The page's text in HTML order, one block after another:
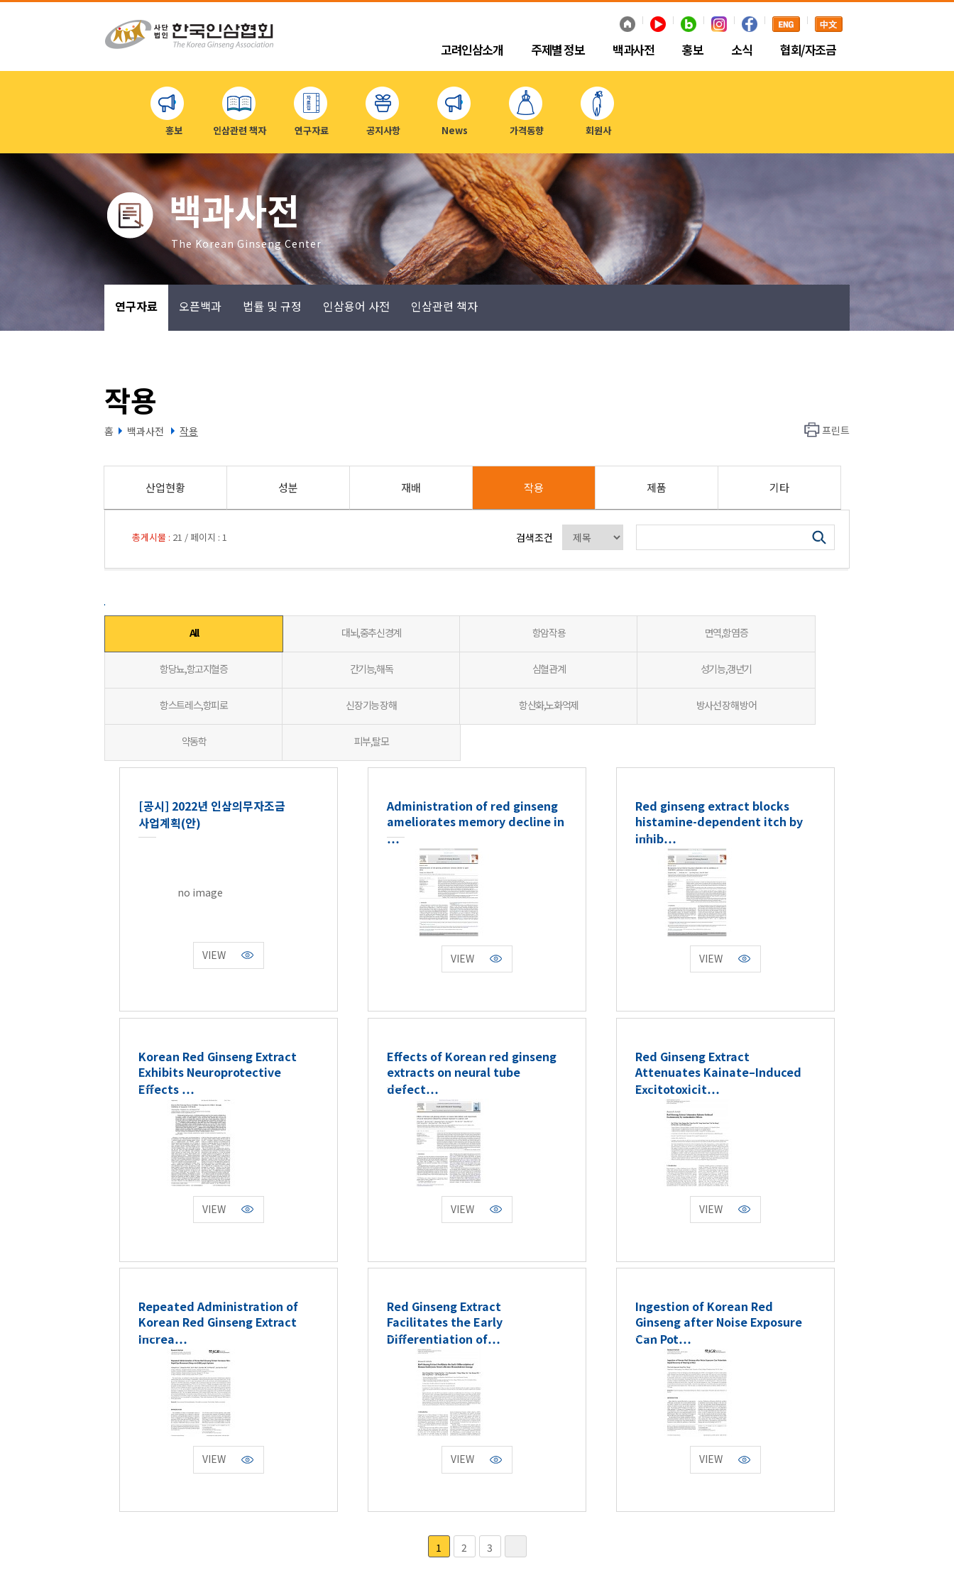
고려인삼소개 주제별 정보 백과사전 홍보 소식 협회/자조금
홍보 인삼관련 책자 연구자료 공지사항 News 가격동향 회원사
백과사전
The Korean Ginseng Center
연구자료 오픈백과 법률 및 규정 인삼용어 사전 인삼관련 책자
작용
홈 백과사전 작용 프린트
산업현황 성분 재배 작용 제품 기타
총게시물 : 21 / 페이지 : 1 검색조건
All 대뇌,중추신경계 항암작용 면역,항염증
항당뇨,항고지혈증 간기능,해독 심혈관계 성기능,갱년기
항스트레스,항피로 신장기능 장해 항산화,노화억제 방사선 장해 방어
약동학 피부,탈모
[공시] 2022년 인삼의무자조금
사업계획(안)
no image
VIEW
Administration of red ginseng
ameliorates memory decline in
…
VIEW
Red ginseng extract blocks
histamine-dependent itch by
inhib…
VIEW
Korean Red Ginseng Extract
Exhibits Neuroprotective
Effects …
VIEW
Effects of Korean red ginseng
extracts on neural tube
defect…
VIEW
Red Ginseng Extract
Attenuates Kainate–Induced
Excitotoxicit…
VIEW
Repeated Administration of
Korean Red Ginseng Extract
Increa…
VIEW
Red Ginseng Extract
Facilitates the Early
Differentiation of…
VIEW
Ingestion of Korean Red
Ginseng after Noise Exposure
Can Pot…
VIEW
1 2 3